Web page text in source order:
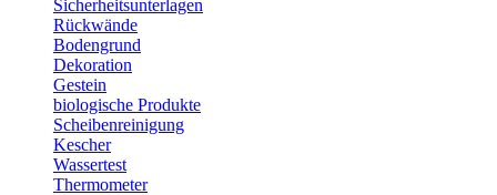
Sicherheitsunterlagen
Rückwände
Bodengrund
Dekoration
Gestein
biologische Produkte
Scheibenreinigung
Kescher
Wassertest
Thermometer